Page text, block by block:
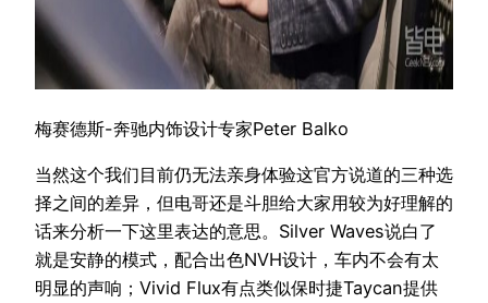
梅赛德斯-奔驰内饰设计专家Peter Balko
当然这个我们目前仍无法亲身体验这官方说道的三种选
择之间的差异，但电哥还是斗胆给大家用较为好理解的
话来分析一下这里表达的意思。Silver Waves说白了
就是安静的模式，配合出色NVH设计，车内不会有太
明显的声响；Vivid Flux有点类似保时捷Taycan提供